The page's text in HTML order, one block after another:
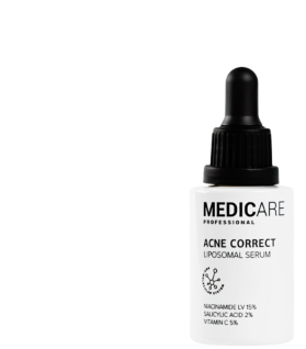
Купить в 1